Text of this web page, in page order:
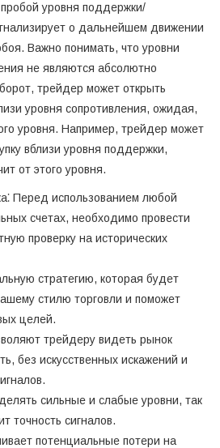
уровня поддержки/
о дальнейшем движении
Важно понимать, что уровни
не являются абсолютно
трейдер может открыть
уровня сопротивления, ожидая,
уровня. Например, трейдер может
вблизи уровня поддержки,
от этого уровня.
Перед использованием любой
счетах, необходимо провести
проверку на исторических
стратегию, которая будет
стилю торговли и поможет
целей.
трейдеру видеть рынок
без искусственных искажений и
сильные и слабые уровни, так
точность сигналов.
потенциальные потери на